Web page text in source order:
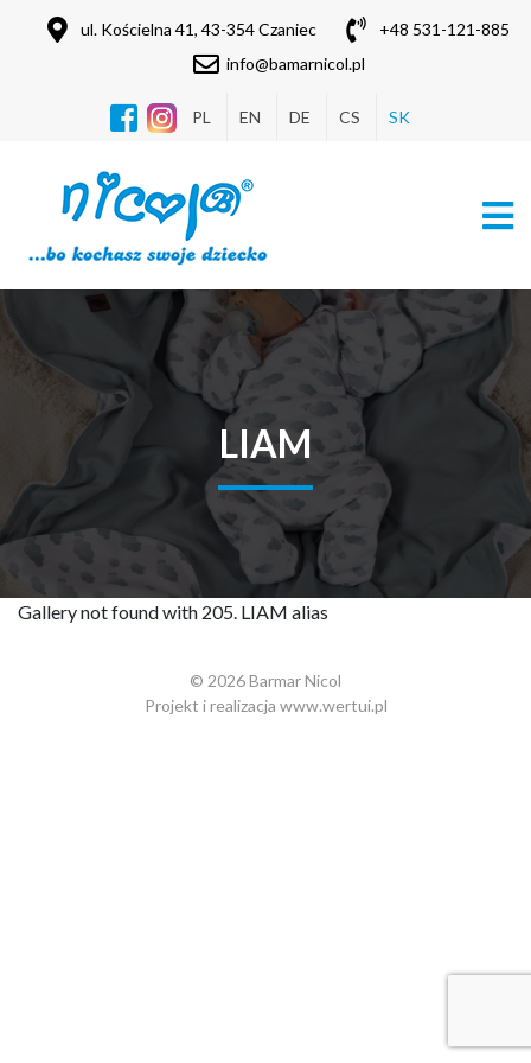
Producent odzieży dla dzieci i
ul. Kościelna 41, 43-354 Czaniec
+48 531-121-885
info@bamarnicol.pl
PL EN DE CS SK
LIAM
Gallery not found with 205. LIAM alias
© 2026 Barmar Nicol
Projekt i realizacja www.wertui.pl